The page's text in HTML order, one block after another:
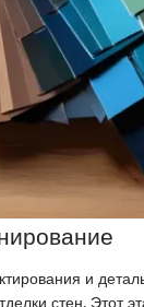
и
стен. Этот